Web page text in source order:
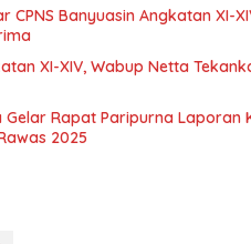
CPNS Banyuasin Angkatan XI-
XI-XIV, Wabup Netta
Gelar Rapat Paripurna Laporan
2025